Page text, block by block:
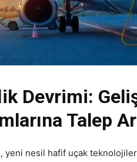
Devrimi:
Talep
yeni nesil hafif uçak